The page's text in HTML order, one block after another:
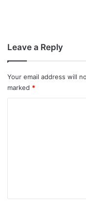
Leave a Reply
Your email address will
marked *